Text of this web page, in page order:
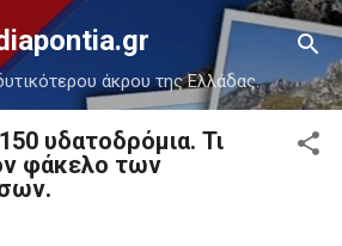
στο κύριο περιεχόμενο
άκρου της Ελλάδας.
υδατοδρόμια. Τι
φάκελο των